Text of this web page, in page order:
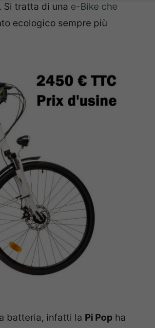
. Si tratta di una e-Bike che
ecologico sempre più
batteria, infatti la Pi Pop ha